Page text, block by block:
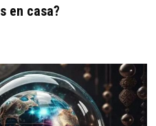
en casa?